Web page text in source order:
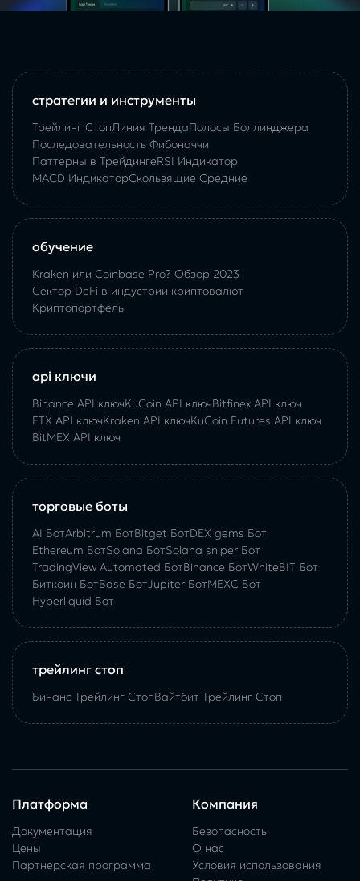
стратегии и инструменты
Трейлинг СтопЛиния ТрендаПолосы Боллинджера
Последовательность Фибоначчи
Паттерны в ТрейдингеRSI Индикатор
MACD ИндикаторСкользящие Средние
обучение
Kraken или Coinbase Pro? Обзор 2023
Сектор DeFi в индустрии криптовалют
Криптопортфель
api ключи
Binance API ключKuCoin API ключBitfinex API ключ
FTX API ключKraken API ключKuCoin Futures API ключ
BitMEX API ключ
торговые боты
AI БотArbitrum БотBitget БотDEX gems Бот
Ethereum БотSolana БотSolana sniper Бот
TradingView Automated БотBinance БотWhiteBIT Бот
Биткоин БотBase БотJupiter БотMEXC Бот
Hyperliquid Бот
трейлинг стоп
Бинанс Трейлинг СтопВайтбит Трейлинг Стоп
Платформа
Документация
Цены
Партнерская программа
Компания
Безопасность
О нас
Условия использования